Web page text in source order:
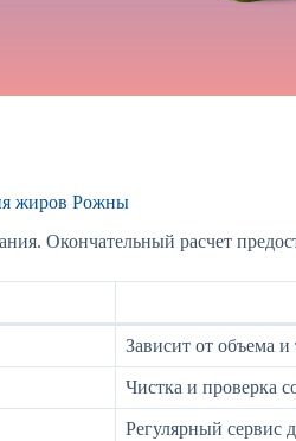
жиров Рожны
Окончательный расчет
Зависит от объема
Чистка и проверка
Регулярный сервис